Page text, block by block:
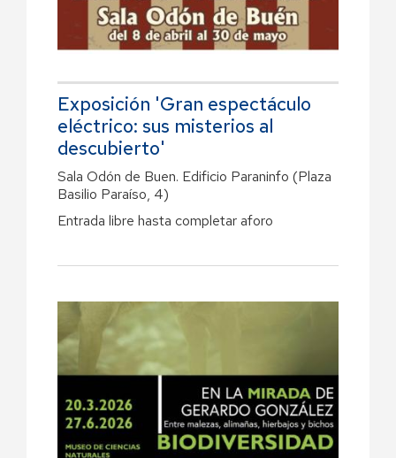
Exposición 'Gran espectáculo
eléctrico: sus misterios al
descubierto'
Sala Odón de Buen. Edificio Paraninfo (Plaza
Basilio Paraíso, 4)
Entrada libre hasta completar aforo